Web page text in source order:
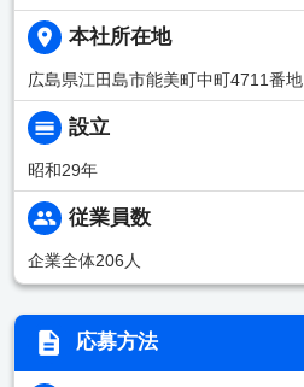
本社所在地
広島県江田島市能美町中町4711番地
設立
昭和29年
従業員数
企業全体206人
応募方法